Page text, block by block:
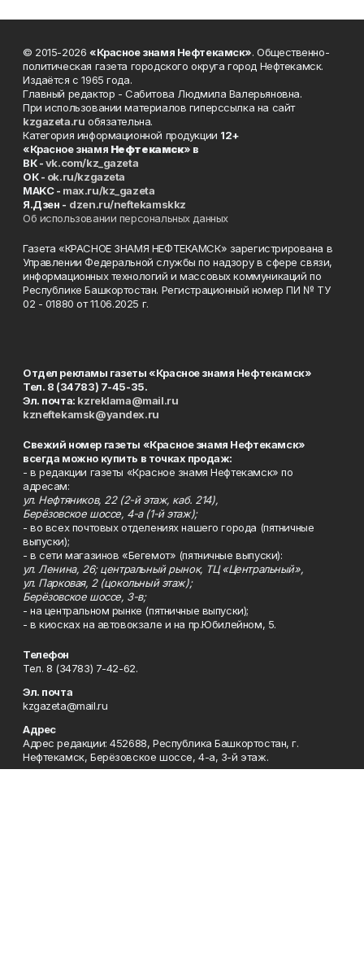
© 2015-2026 «Красное знамя Нефтекамск». Общественно-
политическая газета городского округа город Нефтекамск.
Издаётся с 1965 года.
Главный редактор - Сабитова Людмила Валерьяновна.
При использовании материалов гиперссылка на сайт
kzgazeta.ru обязательна.
Категория информационной продукции 12+
«Красное знамя Нефтекамск» в
ВК -vk.com/kz_gazeta
ОК - ok.ru/kzgazeta
MAKC - max.ru/kz_gazeta
Я.Дзен - dzen.ru/neftekamskkz
Об использовании персональных данных
Газета «КРАСНОЕ ЗНАМЯ НЕФТЕКАМСК» зарегистрирована в
Управлении Федеральной службы по надзору в сфере связи,
информационных технологий и массовых коммуникаций по
Республике Башкортостан. Регистрационный номер ПИ № ТУ
02 - 01880 от 11.06.2025 г.
Отдел рекламы газеты «Красное знамя Нефтекамск»
Тел. 8 (34783) 7-45-35.
Эл. почта: kzreklama@mail.ru
kzneftekamsk@yandex.ru
Свежий номер газеты «Красное знамя Нефтекамск»
всегда можно купить в точках продаж:
- в редакции газеты «Красное знамя Нефтекамск» по
адресам:
ул. Нефтяников, 22 (2-й этаж, каб. 214),
Берёзовское шоссе, 4-а (1-й этаж);
- во всех почтовых отделениях нашего города (пятничные
выпуски);
- в сети магазинов «Бегемот» (пятничные выпуски):
ул. Ленина, 26; центральный рынок, ТЦ «Центральный»,
ул. Парковая, 2 (цокольный этаж);
Берёзовское шоссе, 3-в;
- на центральном рынке (пятничные выпуски);
- в киосках на автовокзале и на пр.Юбилейном, 5.
Телефон
Тел. 8 (34783) 7-42-62.
Эл. почта
kzgazeta@mail.ru
Адрес
Адрес редакции: 452688, Республика Башкортостан, г.
Нефтекамск, Берёзовское шоссе, 4-а, 3-й этаж.